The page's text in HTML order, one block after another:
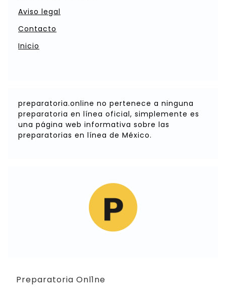
Aviso legal
Contacto
Inicio
preparatoria.online no pertenece a ninguna
preparatoria en línea oficial, simplemente es
una página web informativa sobre las
preparatorias en línea de México.
Preparatoria Onl1ne